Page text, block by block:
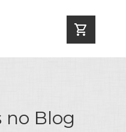
shopping_cart
no Blog